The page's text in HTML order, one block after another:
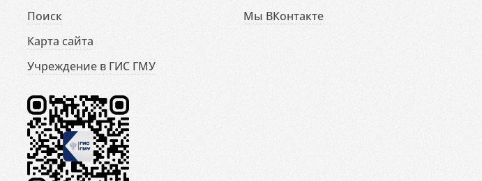
Поиск
Карта сайта
Учреждение в ГИС ГМУ
Мы ВКонтакте